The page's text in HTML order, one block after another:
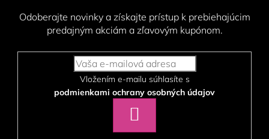
Odoberajte novinky a získajte prístup k prebiehajúcim
predajným akciám a zľavovým kupónom.
podmienkami ochrany osobných údajov
SA